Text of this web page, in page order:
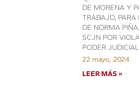
DE MORENA Y
TRABAJO, PARA
DE NORMA
SCJN POR
PODER JUDICIAL
22 mayo, 2024
LEER MÁS »